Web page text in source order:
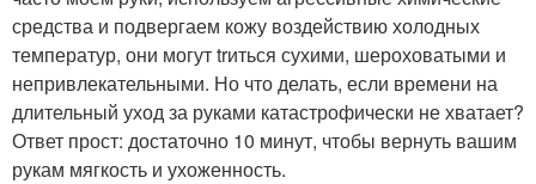
средства и подвергаем кожу воздействию холодных
температур, они могут trиться сухими, шероховатыми и
непривлекательными. Но что делать, если времени на
длительный уход за руками катастрофически не хватает?
Ответ прост: достаточно 10 минут, чтобы вернуть вашим
рукам мягкость и ухоженность.